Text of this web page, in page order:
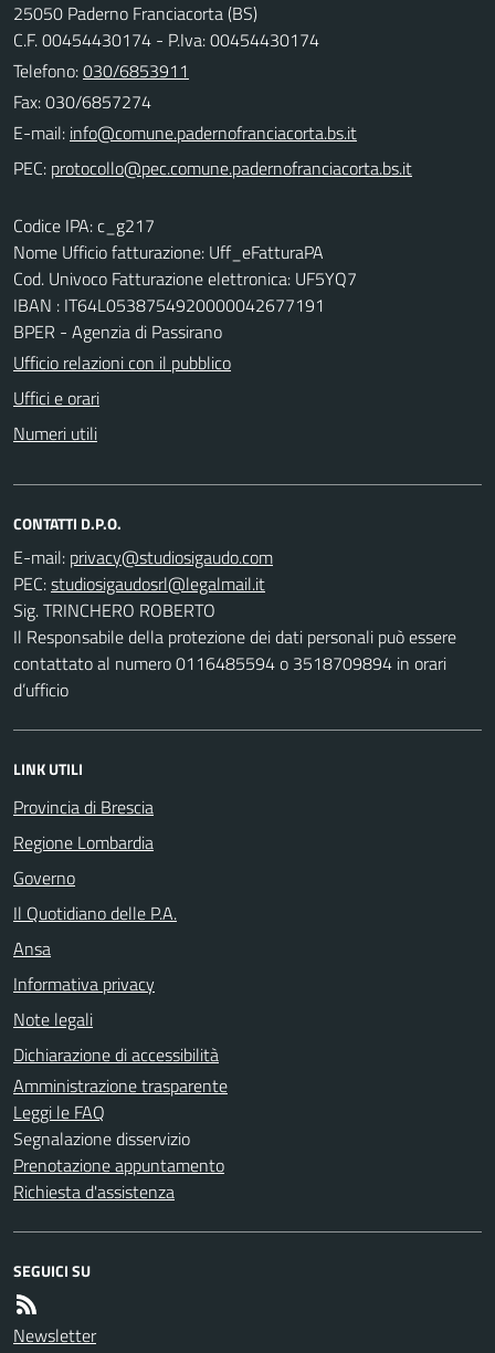
25050 Paderno Franciacorta (BS)
C.F. 00454430174 - P.Iva: 00454430174
Telefono:030/6853911
Fax: 030/6857274
E-mail:
PEC:
Codice IPA: c_g217
Nome Ufficio fatturazione: Uff_eFatturaPA
Cod. Univoco Fatturazione elettronica: UF5YQ7
IBAN : IT64L0538754920000042677191
BPER - Agenzia di Passirano
Ufficio relazioni con il pubblico
Uffici e orari
Numeri utili
CONTATTI D.P.O.
E-mail:
PEC:
Sig. TRINCHERO ROBERTO
Il Responsabile della protezione dei dati personali può essere
contattato al numero 0116485594 o 3518709894 in orari
d’ufficio
LINK UTILI
Provincia di Brescia
Regione Lombardia
Governo
Il Quotidiano delle P.A.
Ansa
Informativa privacy
Note legali
Dichiarazione di accessibilità
Amministrazione trasparente
Leggi le FAQ
Segnalazione disservizio
Prenotazione appuntamento
Richiesta d'assistenza
SEGUICI SU
Newsletter